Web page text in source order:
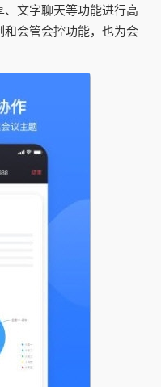
文字聊天等功能进行高
会管会控功能，也为会